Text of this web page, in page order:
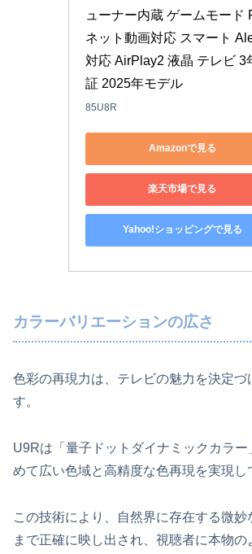
ューナー内蔵 ゲームモード
ネット動画対応 スマート
対応 AirPlay2 液晶 テレビ 3
証 2025年モデル
85U8R
Amazonで見る
楽天市場で見る
Yahoo!ショッピングで見る
カラーバリエーションの広さ
色彩の再現力は、テレビの魅力を決定づ
す。
U9Rは「量子ドットダイナミックカラ
めて広い色域と高精度な色再現を実現し
この技術により、自然界に存在する微妙
まで正確に映し出され、視聴者に本物の